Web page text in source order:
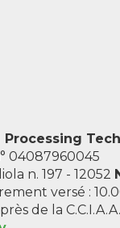
Processing
04087960045
n. 197 - 12052
versé :
de la